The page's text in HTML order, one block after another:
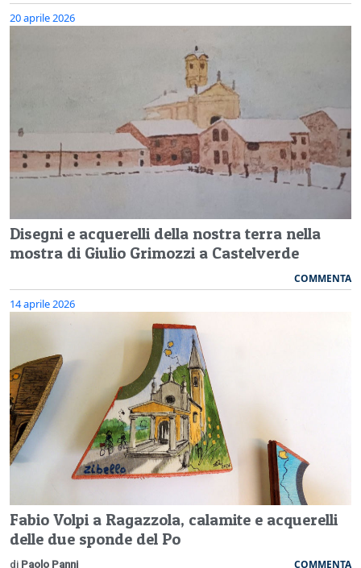
20 aprile 2026
Disegni e acquerelli della nostra terra nella
mostra di Giulio Grimozzi a Castelverde
COMMENTA
14 aprile 2026
Fabio Volpi a Ragazzola, calamite e acquerelli
delle due sponde del Po
di Paolo Panni COMMENTA